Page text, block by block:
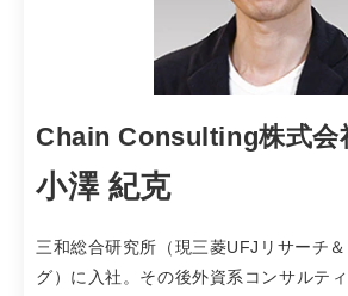
Chain Consulting株式
小澤 紀克
三和総合研究所（現三菱UFJリサーチ
グ）に入社。その後外資系コンサルテ